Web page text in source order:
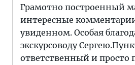
Грамотно построенный
интересные
увиденном. Особая
экскурсоводу
ответственный и просто